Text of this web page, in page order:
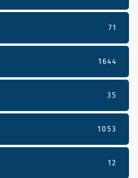
71
1644
35
1053
12